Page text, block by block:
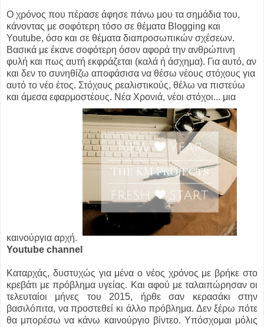
Ο χρόνος που πέρασε άφησε πάνω μου τα σημάδια του,
κάνοντας με σοφότερη τόσο σε θέματα Blogging και
Youtube, όσο και σε θέματα διαπροσωπικών σχέσεων.
Βασικά με έκανε σοφότερη όσον αφορά την ανθρώπινη
φυλή και πως αυτή εκφράζεται (καλά ή άσχημα). Για αυτό, αν
και δεν το συνηθίζω αποφάσισα να θέσω νέους στόχους για
αυτό το νέο έτος. Στόχους ρεαλιστικούς, θέλω να πιστεύω
και άμεσα εφαρμοστέους. Νέα Χρονιά, νέοι στόχοι... μια
καινούργια αρχή.
Youtube channel
Καταρχάς, δυστυχώς για μένα ο νέος χρόνος με βρήκε στο
κρεβάτι με πρόβλημα υγείας. Και αφού με ταλαιπώρησαν οι
τελευταίοι μήνες του 2015, ήρθε σαν κερασάκι στην
βασιλόπιτα, να προστεθεί κι άλλο πρόβλημα. Δεν ξέρω πότε
θα μπορέσω να κάνω καινούργιο βίντεο. Υπόσχομαι μόλις